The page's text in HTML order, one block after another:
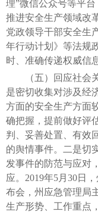
理”微信公众号等平
推进安全生产领域改
党政领导干部安全生
年行动计划》等法规
时、准确传递权威信
（五）回应社会关
是密切收集对涉及经
方面的安全生产方面
确把握，提前做好评
判、妥善处置、有效
的舆情事件。二是切
发事件的防范与应对
应。2019年5月30日
布会，州应急管理局
生产形势、工作重点